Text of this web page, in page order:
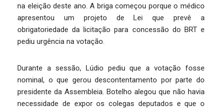
na eleição deste ano. A briga começou porque o médico
apresentou um projeto de Lei que prevê a
obrigatoriedade da licitação para concessão do BRT e
pediu urgência na votação.
Durante a sessão, Lúdio pediu que a votação fosse
nominal, o que gerou descontentamento por parte do
presidente da Assembleia. Botelho alegou que não havia
necessidade de expor os colegas deputados e que o